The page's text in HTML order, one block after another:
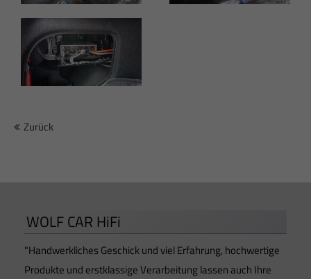
Zurück
WOLF CAR HiFi
"Handwerkliches Geschick und viel Erfahrung, hochwertige
Produkte und erstklassige Verarbeitung lassen auch Ihre